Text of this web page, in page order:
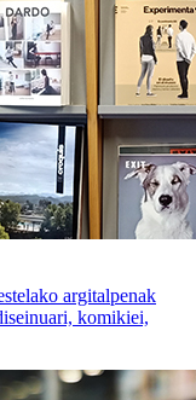
argitalpenak
komikiei,